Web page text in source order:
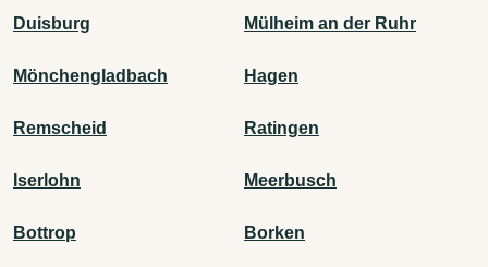
Duisburg Mülheim an der Ruhr
Mönchengladbach Hagen
Remscheid Ratingen
Iserlohn Meerbusch
Bottrop Borken